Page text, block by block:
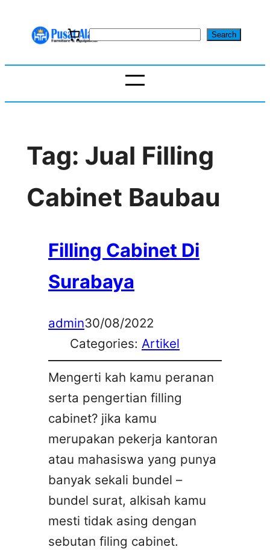
S
r
Search
Tag: Jual Filling
Cabinet Baubau
Filling Cabinet Di
Surabaya
admin30/08/2022
Categories: Artikel
Mengerti kah kamu peranan
serta pengertian filling
cabinet? jika kamu
merupakan pekerja kantoran
atau mahasiswa yang punya
banyak sekali bundel –
bundel surat, alkisah kamu
mesti tidak asing dengan
sebutan filing cabinet.